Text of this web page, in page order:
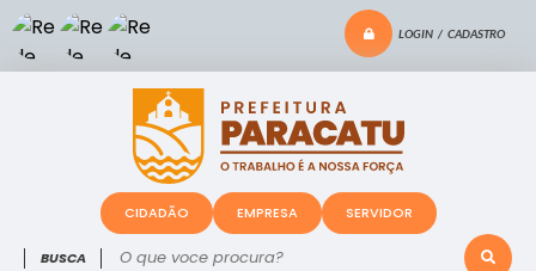
LOGIN / CADASTRO
O que voce procura?
CIDADÃO EMPRESA SERVIDOR